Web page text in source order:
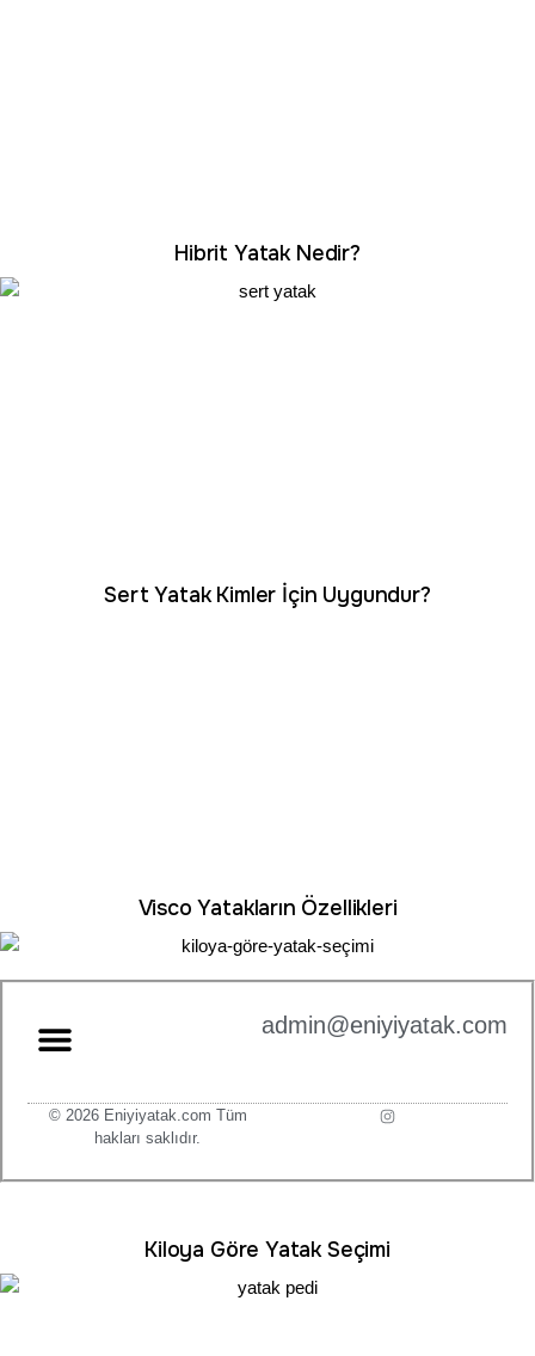
Hibrit Yatak Nedir?
Sert Yatak Kimler İçin Uygundur?
Visco Yatakların Özellikleri
Kiloya Göre Yatak Seçimi
admin@eniyiyatak.com
© 2026 Eniyiyatak.com Tüm
hakları saklıdır.